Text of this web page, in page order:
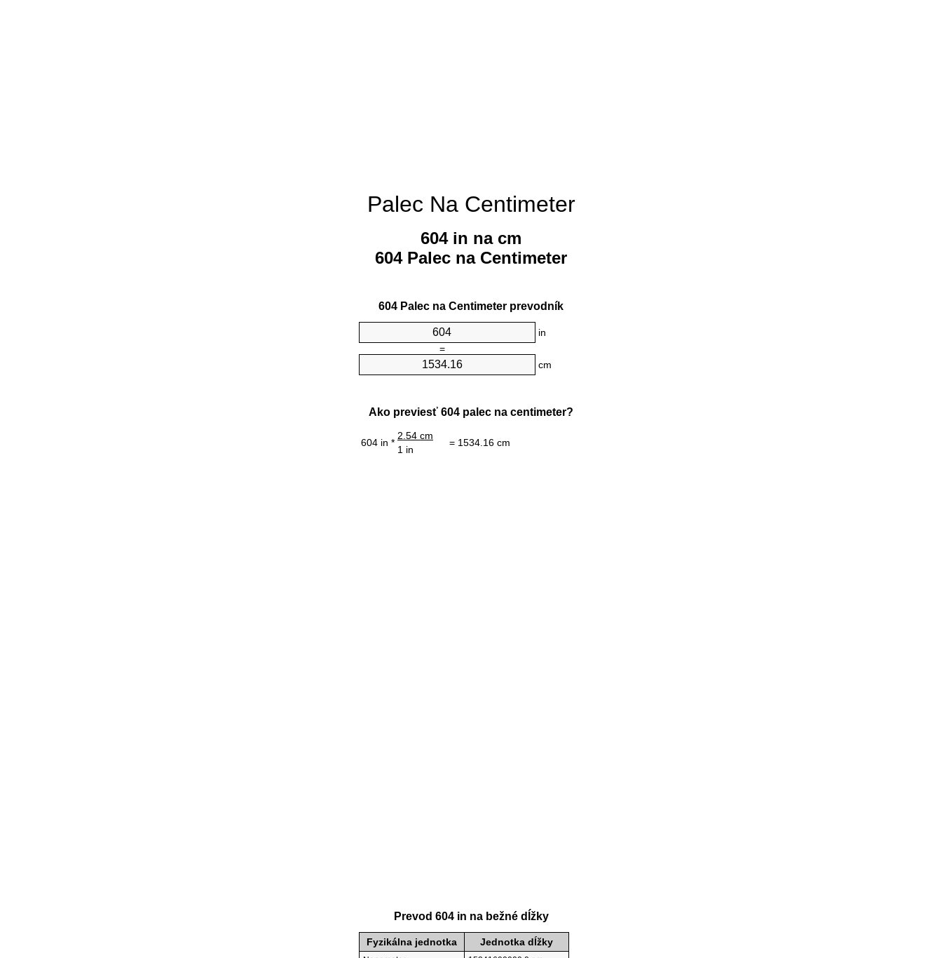
Palec Na Centimeter
604 in na cm
604 Palec na Centimeter
604 Palec na Centimeter prevodník
in
=
cm
Ako previesť 604 palec na centimeter?
604 in *
2.54 cm
= 1534.16 cm
1 in
Prevod 604 in na bežné dĺžky
Fyzikálna jednotka Jednotka dĺžky